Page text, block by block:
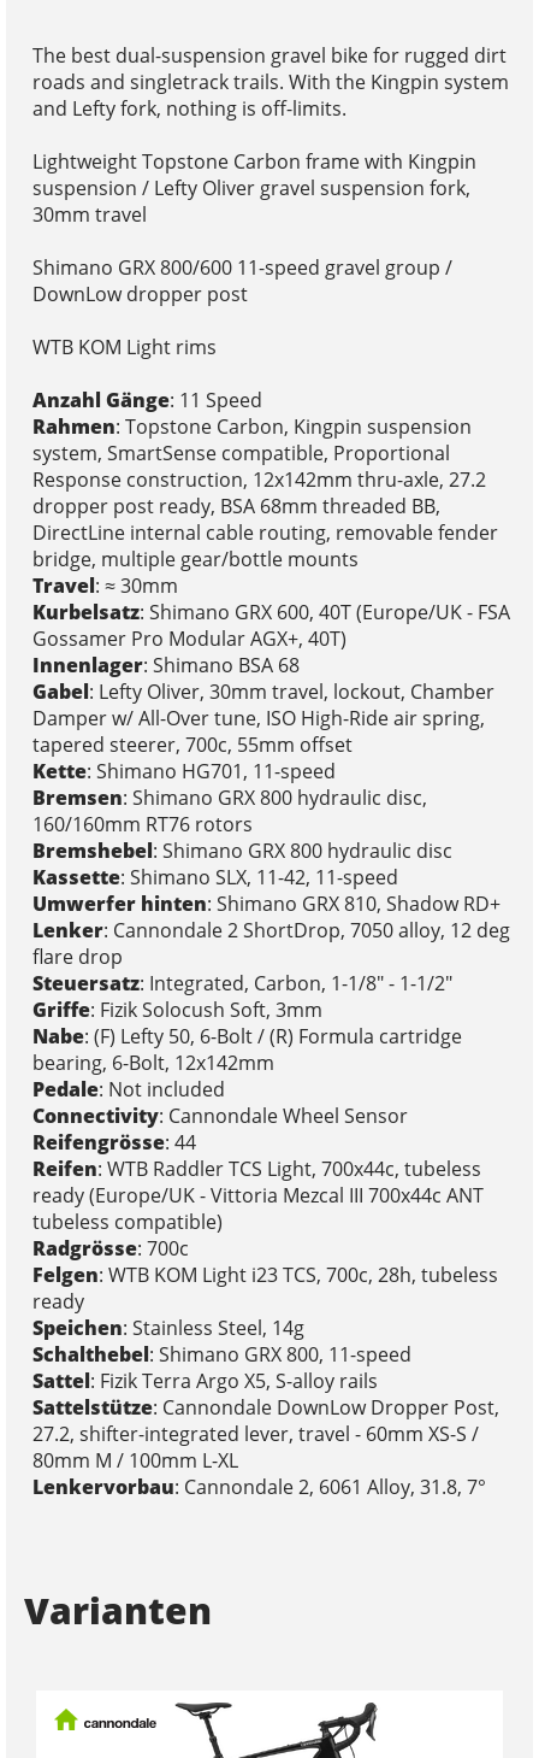
The best dual-suspension gravel bike for rugged dirt
roads and singletrack trails. With the Kingpin system
and Lefty fork, nothing is off-limits.
Lightweight Topstone Carbon frame with Kingpin
suspension / Lefty Oliver gravel suspension fork,
30mm travel
Shimano GRX 800/600 11-speed gravel group /
DownLow dropper post
WTB KOM Light rims
Anzahl Gänge: 11 Speed
Rahmen: Topstone Carbon, Kingpin suspension
system, SmartSense compatible, Proportional
Response construction, 12x142mm thru-axle, 27.2
dropper post ready, BSA 68mm threaded BB,
DirectLine internal cable routing, removable fender
bridge, multiple gear/bottle mounts
Travel: ≈ 30mm
Kurbelsatz: Shimano GRX 600, 40T (Europe/UK - FSA
Gossamer Pro Modular AGX+, 40T)
Innenlager: Shimano BSA 68
Gabel: Lefty Oliver, 30mm travel, lockout, Chamber
Damper w/ All-Over tune, ISO High-Ride air spring,
tapered steerer, 700c, 55mm offset
Kette: Shimano HG701, 11-speed
Bremsen: Shimano GRX 800 hydraulic disc,
160/160mm RT76 rotors
Bremshebel: Shimano GRX 800 hydraulic disc
Kassette: Shimano SLX, 11-42, 11-speed
Umwerfer hinten: Shimano GRX 810, Shadow RD+
Lenker: Cannondale 2 ShortDrop, 7050 alloy, 12 deg
flare drop
Steuersatz: Integrated, Carbon, 1-1/8" - 1-1/2"
Griffe: Fizik Solocush Soft, 3mm
Nabe: (F) Lefty 50, 6-Bolt / (R) Formula cartridge
bearing, 6-Bolt, 12x142mm
Pedale: Not included
Connectivity: Cannondale Wheel Sensor
Reifengrösse: 44
Reifen: WTB Raddler TCS Light, 700x44c, tubeless
ready (Europe/UK - Vittoria Mezcal III 700x44c ANT
tubeless compatible)
Radgrösse: 700c
Felgen: WTB KOM Light i23 TCS, 700c, 28h, tubeless
ready
Speichen: Stainless Steel, 14g
Schalthebel: Shimano GRX 800, 11-speed
Sattel: Fizik Terra Argo X5, S-alloy rails
Sattelstütze: Cannondale DownLow Dropper Post,
27.2, shifter-integrated lever, travel - 60mm XS-S /
80mm M / 100mm L-XL
Lenkervorbau: Cannondale 2, 6061 Alloy, 31.8, 7°
Varianten